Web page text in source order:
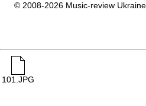
© 2008-2026 Music-review Ukraine
101.JPG